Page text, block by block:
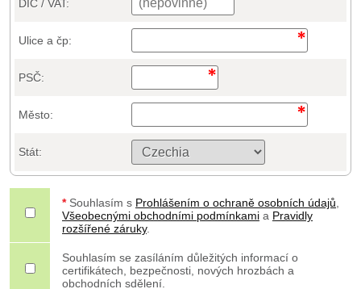
DIČ / VAT:
Ulice a čp:
PSČ:
Město:
Stát:
* Souhlasím s Prohlášením o ochraně osobních údajů
Všeobecnými obchodními podmínkami a Pravidly
rozšířené záruky.
Souhlasím se zasíláním důležitých informací o
certifikátech, bezpečnosti, nových hrozbách a
obchodních sdělení.